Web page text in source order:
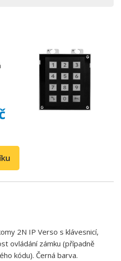
2N IP Verso s klávesnicí,
ovládání zámku (případně
kódu). Černá barva.